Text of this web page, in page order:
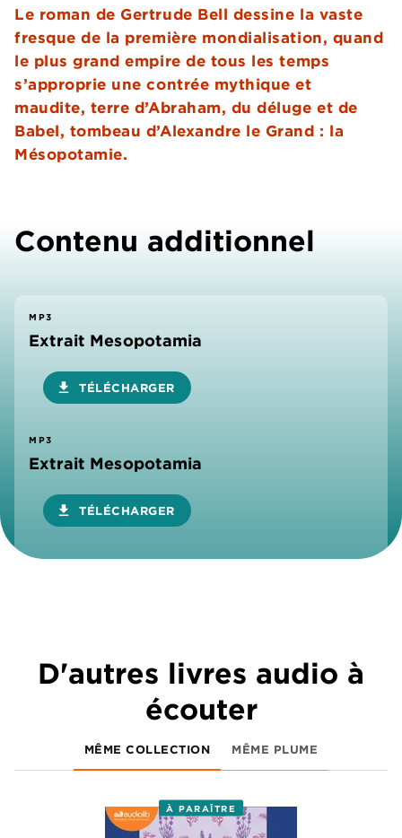
Le roman de Gertrude Bell dessine la vaste
fresque de la première mondialisation, quand
le plus grand empire de tous les temps
s’approprie une contrée mythique et
maudite, terre d’Abraham, du déluge et de
Babel, tombeau d’Alexandre le Grand : la
Mésopotamie.
Contenu additionnel
MP3
Extrait Mesopotamia
download TÉLÉCHARGER
MP3
Extrait Mesopotamia
download TÉLÉCHARGER
D'autres livres audio à
écouter
MÊME COLLECTION MÊME PLUME
À PARAÎTRE